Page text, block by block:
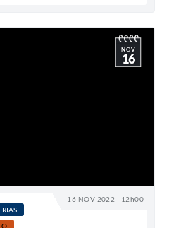
16 NOV 2022 - 12h00
NOV
16